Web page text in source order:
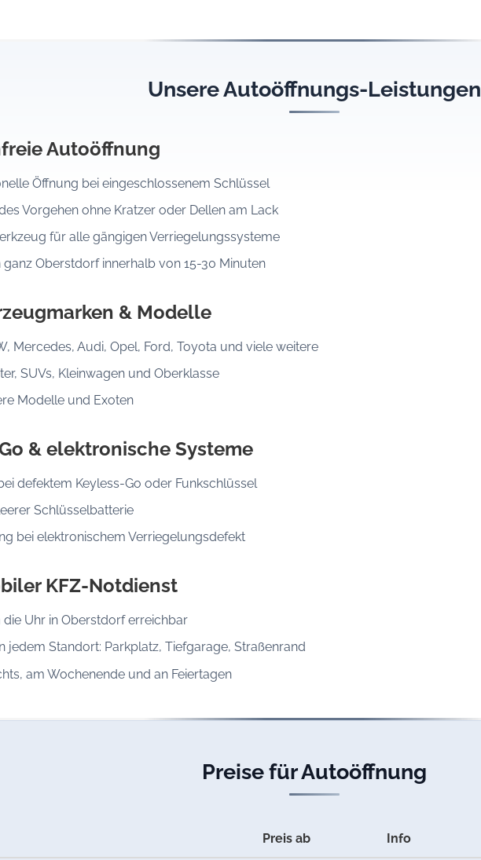
Unsere Autoöffnungs-Leistungen
Autoöffnung
Öffnung bei eingeschlossenem Schlüssel
Vorgehen ohne Kratzer oder Dellen am Lack
für alle gängigen Verriegelungssysteme
ganz Oberstdorf innerhalb von 15-30 Minuten
& Modelle
Mercedes, Audi, Opel, Ford, Toyota und viele weitere
SUVs, Kleinwagen und Oberklasse
Modelle und Exoten
& elektronische Systeme
defektem Keyless-Go oder Funkschlüssel
Schlüsselbatterie
bei elektronischem Verriegelungsdefekt
KFZ-Notdienst
die Uhr in Oberstdorf erreichbar
jedem Standort: Parkplatz, Tiefgarage, Straßenrand
am Wochenende und an Feiertagen
Preise für Autoöffnung
Preis ab Info